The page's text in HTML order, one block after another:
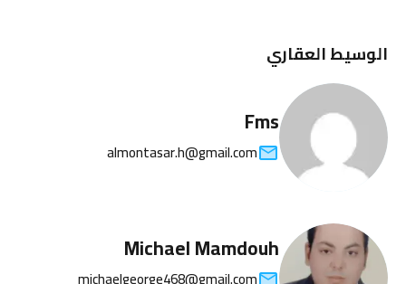
الوسيط العقاري
Fms
almontasar.h@gmail.com
Michael Mamdouh
michaelgeorge468@gmail.com